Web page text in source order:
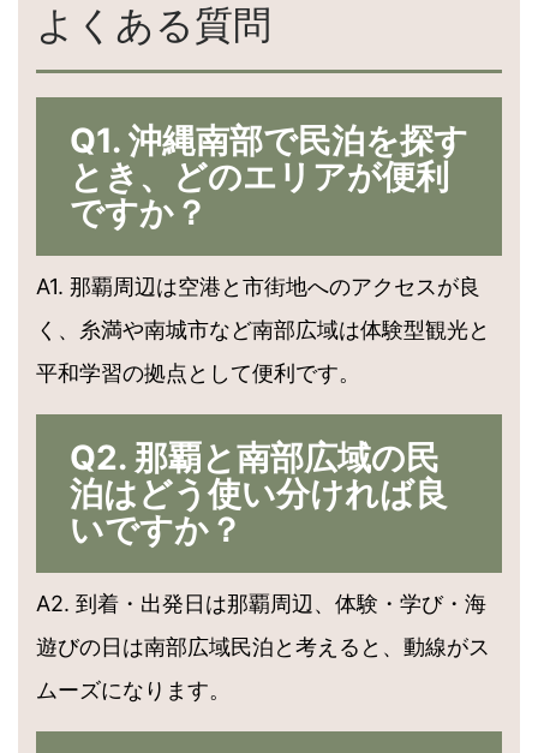
よくある質問
Q1. 沖縄南部で民泊を探す
とき、どのエリアが便利
ですか？
A1. 那覇周辺は空港と市街地へのアクセスが良
く、糸満や南城市など南部広域は体験型観光と
平和学習の拠点として便利です。
Q2. 那覇と南部広域の民
泊はどう使い分ければ良
いですか？
A2. 到着・出発日は那覇周辺、体験・学び・海
遊びの日は南部広域民泊と考えると、動線がス
ムーズになります。